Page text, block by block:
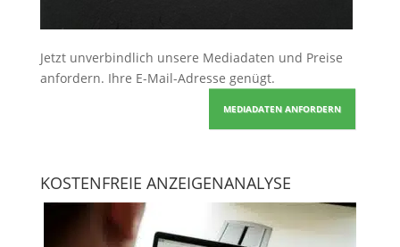
Jetzt unverbindlich unsere Mediadaten und Preise
anfordern. Ihre E-Mail-Adresse genügt.
MEDIADATEN ANFORDERN
KOSTENFREIE ANZEIGENANALYSE